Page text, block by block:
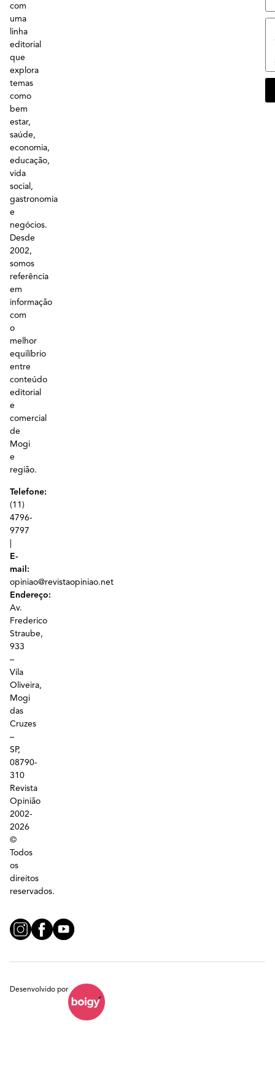
com
uma
linha
editorial
que
explora
temas
como
bem
estar,
saúde,
economia,
educação,
vida
social,
gastronomia
e
negócios.
Desde
2002,
somos
referência
em
informação
com
o
melhor
equilíbrio
entre
conteúdo
editorial
e
comercial
de
Mogi
e
região.
Telefone:
(11)
4796-
9797
E-
mail:
opiniao@revistaopiniao.net
Endereço:
Av.
Frederico
Straube,
933
–
Vila
Oliveira,
Mogi
das
Cruzes
–
SP,
08790-
310
Revista
Opinião
2002-
2026
©
Todos
os
direitos
reservados.
Desenvolvido por